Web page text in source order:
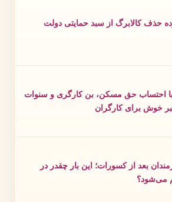
حذف کالابرگ از سبد حمایتی دولت
احتساب حق مسکن، بن کارگری و سنوات
خوش برای کارگران
بعد از کسورات؛ این بار چقدر در
می‌شود؟